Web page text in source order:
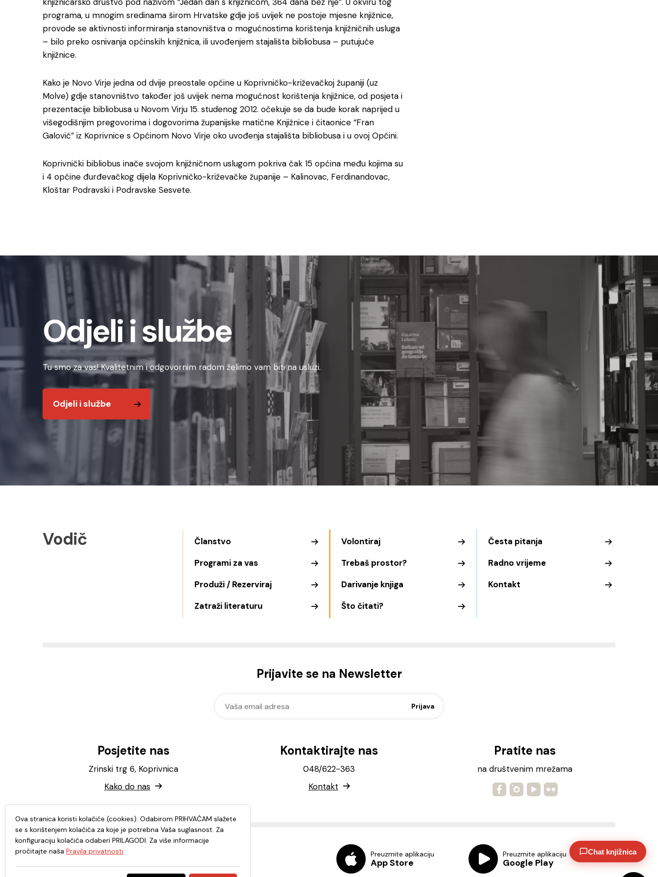
programa, u mnogim sredinama širom Hrvatske gdje još uvijek ne postoje mjesne knjižnice,
provode se aktivnosti informiranja stanovništva o mogućnostima korištenja knjižničnih usluga
– bilo preko osnivanja općinskih knjižnica, ili uvođenjem stajališta bibliobusa – putujuće
knjižnice.
Kako je Novo Virje jedna od dvije preostale općine u Koprivničko-križevačkoj županiji (uz
Molve) gdje stanovništvo također još uvijek nema mogućnost korištenja knjižnice, od posjeta i
prezentacije bibliobusa u Novom Virju 15. studenog 2012. očekuje se da bude korak naprijed u
višegodišnjim pregovorima i dogovorima županijske matične Knjižnice i čitaonice “Fran
Galović” iz Koprivnice s Općinom Novo Virje oko uvođenja stajališta bibliobusa i u ovoj Općini.
Koprivnički bibliobus inače svojom knjižničnom uslugom pokriva čak 15 općina među kojima su
i 4 općine đurđevačkog dijela Koprivničko-križevačke županije – Kalinovac, Ferdinandovac,
Kloštar Podravski i Podravske Sesvete.
Odjeli i službe
Tu smo za vas! Kvalitetnim i odgovornim radom želimo vam biti na usluzi.
Odjeli i službe
Vodič
Članstvo
Programi za vas
Produži / Rezerviraj
Zatraži literaturu
Volontiraj
Trebaš prostor?
Darivanje knjiga
Što čitati?
Česta pitanja
Radno vrijeme
Kontakt
Prijavite se na Newsletter
Posjetite nas
Zrinski trg 6, Koprivnica
Kako do nas
Kontaktirajte nas
048/622-363
Kontakt
Pratite nas
na društvenim mrežama
Preuzmite aplikaciju
App Store
Preuzmite aplikaciju
Google Play
Chat knjižnica
Ova stranica koristi kolačiće (cookies). Odabirom PRIHVAĆAM slažete
se s korištenjem kolačića za koje je potrebna Vaša suglasnost. Za
konfiguraciju kolačića odaberi PRILAGODI. Za više informacije
pročitajte naša Pravila privatnosti.